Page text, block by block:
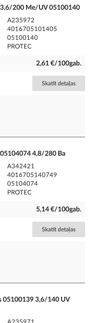
3,6/200 Me/UV 05100140
A235972
4016705101405
05100140
PROTEC
2,61 €/100gab.
Skatīt detaļas
05104074 4,8/280 Ba
A342421
4016705140749
05104074
PROTEC
5,14 €/100gab.
Skatīt detaļas
05100139 3,6/140 UV